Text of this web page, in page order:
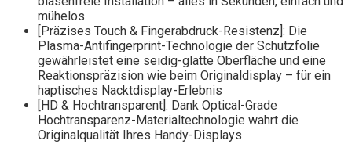
mühelos
[Präzises Touch & Fingerabdruck-Resistenz]: Die
Plasma-Antifingerprint-Technologie der Schutzfolie
gewährleistet eine seidig-glatte Oberfläche und eine
Reaktionspräzision wie beim Originaldisplay – für ein
haptisches Nacktdisplay-Erlebnis
[HD & Hochtransparent]: Dank Optical-Grade
Hochtransparenz-Materialtechnologie wahrt die
Originalqualität Ihres Handy-Displays